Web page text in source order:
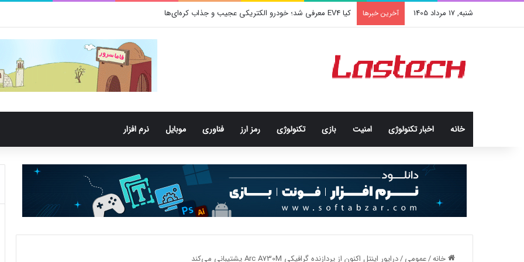
شنبه, 17 مرداد 1405 آخرین خبرها کیا EV4 معرفی شد؛ خودرو الکتریکی عجیب و جذاب کره‌ای‌ها
خانه اخبار تکنولوژی امنيت بازی تکنولوژی رمز ارز فناوری موبایل نرم افزار
خانه/عمومی/درایور اینتل اکنون از پردازنده گرافیکی Arc A730M پشتیبانی می‌کند